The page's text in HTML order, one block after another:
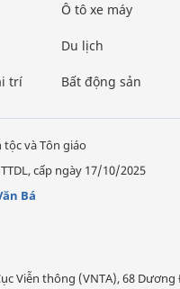
trí
Ô tô xe máy
Du lịch
Bất động sản
tộc và Tôn giáo
cấp ngày 17/10/2025
Bá
Viễn thông (VNTA), 68 Dương